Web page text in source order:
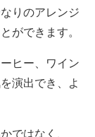
りのアレンジ
ができます。
ヒー、ワイン
演出でき、よ
ではなく、